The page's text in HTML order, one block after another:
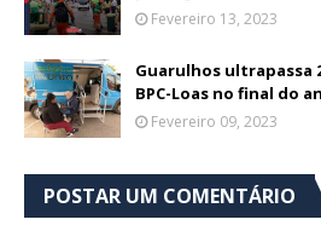
Fevereiro 13, 2023
Guarulhos ultrapassa
BPC-Loas no final do
Fevereiro 09, 2023
POSTAR UM COMENTÁRIO